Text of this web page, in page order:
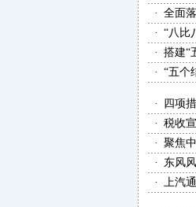
· 全面
· “八比
· 搭建“
· “五个
·
四项
· 税收
· 聚焦
·
东风
· 上汽